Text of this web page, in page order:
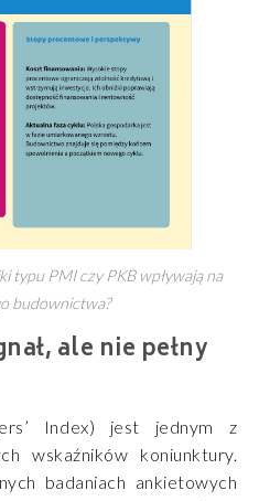
typu PMI czy PKB wpływają na
budownictwa?
ale nie pełny
Index) jest jednym z
wskaźników koniunktury.
badaniach ankietowych